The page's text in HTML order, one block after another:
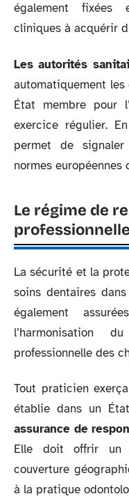
également fixées
cliniques à acquérir
Les autorités
automatiquement
État membre pour
exercice régulier.
permet de
normes
Le régime de
La sécurité et la
soins dentaires
également
l’harmonisation
professionnelle des
Tout praticien
établie dans un
assurance de
Elle doit offrir un
couverture
à la pratique